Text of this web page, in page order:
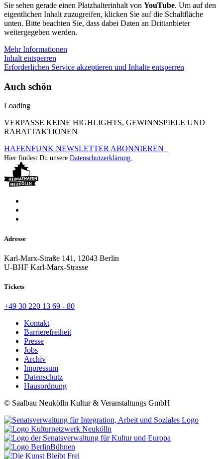
Sie sehen gerade einen Platzhalterinhalt von YouTube. Um auf den
eigentlichen Inhalt zuzugreifen, klicken Sie auf die Schaltfläche
unten. Bitte beachten Sie, dass dabei Daten an Drittanbieter
weitergegeben werden.
Mehr Informationen
Inhalt entsperren
Erforderlichen Service akzeptieren und Inhalte entsperren
Auch schön
Loading
VERPASSE KEINE HIGHLIGHTS, GEWINNSPIELE UND
RABATTAKTIONEN
HAFENFUNK NEWSLETTER ABONNIEREN
Hier findest Du unsere Datenschutzerklärung.
Adresse
Karl-Marx-Straße 141, 12043 Berlin
U-BHF Karl-Marx-Strasse
Tickets
+49 30 220 13 69 - 80
Kontakt
Barrierefreiheit
Presse
Jobs
Archiv
Impressum
Datenschutz
Hausordnung
© Saalbau Neukölln Kultur & Veranstaltungs GmbH